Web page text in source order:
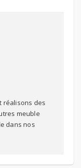
réalisons des
meuble
dans nos